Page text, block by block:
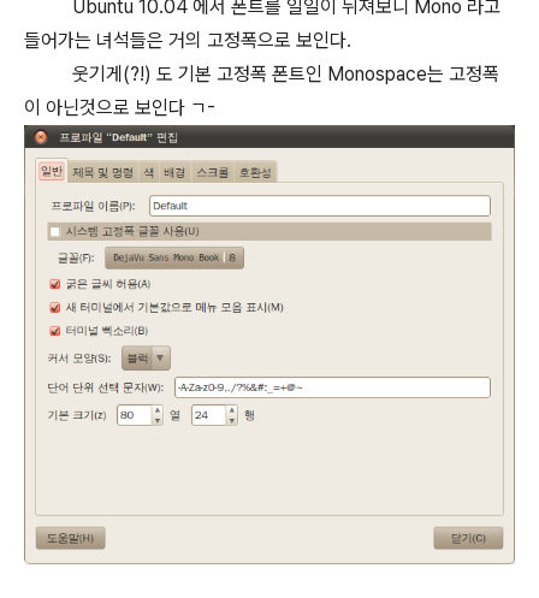
Ubuntu 10.04 에서 폰트를 일일이 뒤져보니 Mono 라고
들어가는 녀석들은 거의 고정폭으로 보인다.
웃기게(?!) 도 기본 고정폭 폰트인 Monospace는 고정폭
이 아닌것으로 보인다 ㄱ-